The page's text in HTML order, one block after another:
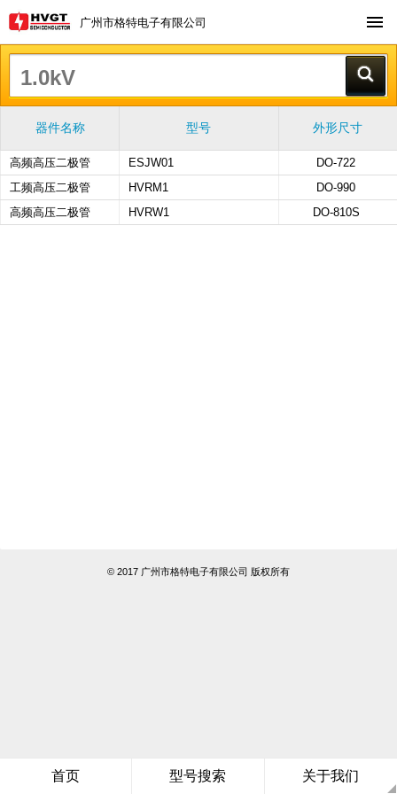
广州市格特电子有限公司
首页 型号搜索 关于我们
器件名称 型号 外形尺寸
高频高压二极管 ESJW01
DO-722
工频高压二极管
HVRM1
DO-990
高频高压二极管
HVRW1 DO-810S
© 2017 广州市格特电子有限公司 版权所有